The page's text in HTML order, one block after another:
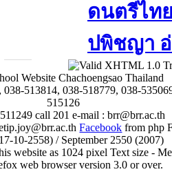
ดนตรีไท
ปพิชญา​ อ่
Website Chachoengsao Thailand
038-513814, 038-518779, 038-
515126
call 201 e-mail : brr@brr.ac.th
Facebook from php
10-2558) / September 2550 (2007)
website as 1024 pixel Text size -
web browser version 3.0 or over.